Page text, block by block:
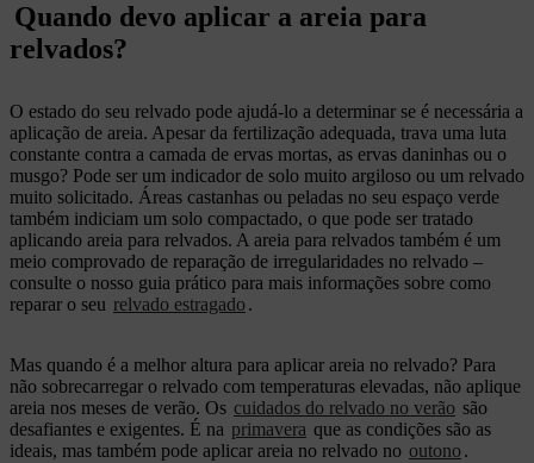
Quando devo aplicar a areia para
relvados?
O estado do seu relvado pode ajudá-lo a determinar se é necessária a
aplicação de areia. Apesar da fertilização adequada, trava uma luta
constante contra a camada de ervas mortas, as ervas daninhas ou o
musgo? Pode ser um indicador de solo muito argiloso ou um relvado
muito solicitado. Áreas castanhas ou peladas no seu espaço verde
também indiciam um solo compactado, o que pode ser tratado
aplicando areia para relvados. A areia para relvados também é um
meio comprovado de reparação de irregularidades no relvado –
consulte o nosso guia prático para mais informações sobre como
reparar o seu relvado estragado .
Mas quando é a melhor altura para aplicar areia no relvado? Para
não sobrecarregar o relvado com temperaturas elevadas, não aplique
areia nos meses de verão. Os cuidados do relvado no verão são
desafiantes e exigentes. É na primavera que as condições são as
ideais, mas também pode aplicar areia no relvado no outono .